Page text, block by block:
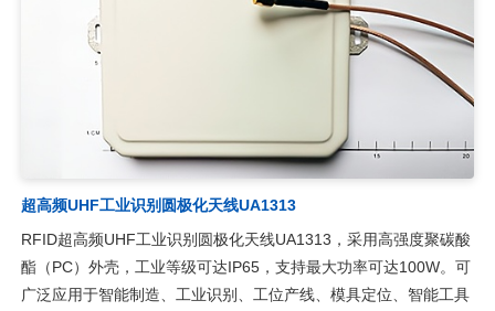
超高频UHF工业识别圆极化天线UA1313
RFID超高频UHF工业识别圆极化天线UA1313，采用高强度聚碳酸
酯（PC）外壳，工业等级可达IP65，支持最大功率可达100W。可
广泛应用于智能制造、工业识别、工位产线、模具定位、智能工具